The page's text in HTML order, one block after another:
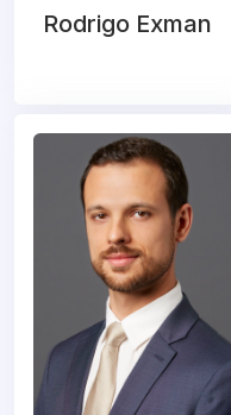
Rodrigo Exman